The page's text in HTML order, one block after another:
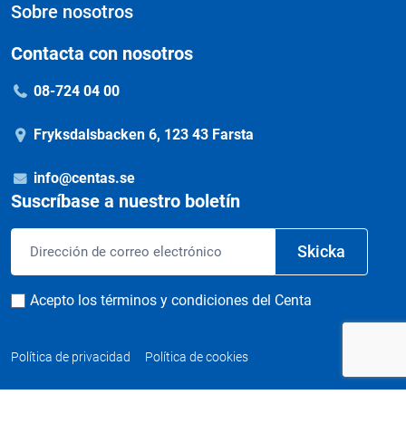
Sobre nosotros
Contacta con nosotros
08-724 04 00
Fryksdalsbacken 6, 123 43 Farsta
info@centas.se
Suscríbase a nuestro boletín
electrónico
Skicka
Consentimiento
Acepto los términos y condiciones del Centa
Política de privacidad Política de cookies